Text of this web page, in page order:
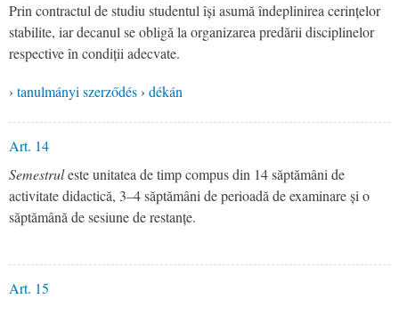
Prin contractul de studiu studentul își asumă îndeplinirea cerințelor
stabilite, iar decanul se obligă la organizarea predării disciplinelor
respective în condiții adecvate.
› tanulmányi szerződés › dékán
Art. 14
Semestruleste unitatea de timp compus din 14 săptămâni de
activitate didactică, 3–4 săptămâni de perioadă de examinare și o
săptămână de sesiune de restanțe.
Art. 15